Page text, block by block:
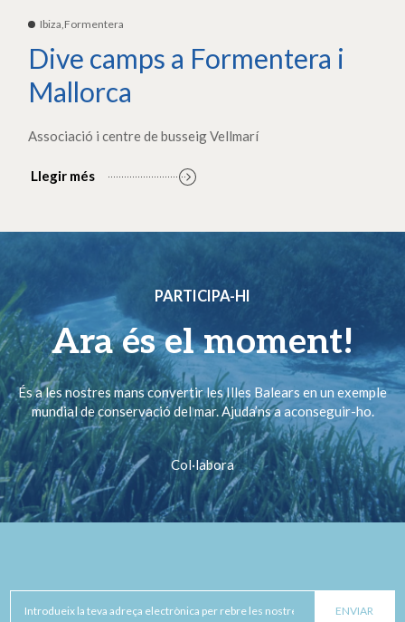
Ibiza,Formentera
Dive camps a Formentera i
Mallorca
Associació i centre de busseig Vellmarí
Llegir més
PARTICIPA-HI
Ara és el moment!
És a les nostres mans convertir les Illes Balears en un exemple
mundial de conservació del mar. Ajuda’ns a aconseguir-ho.
Col·labora